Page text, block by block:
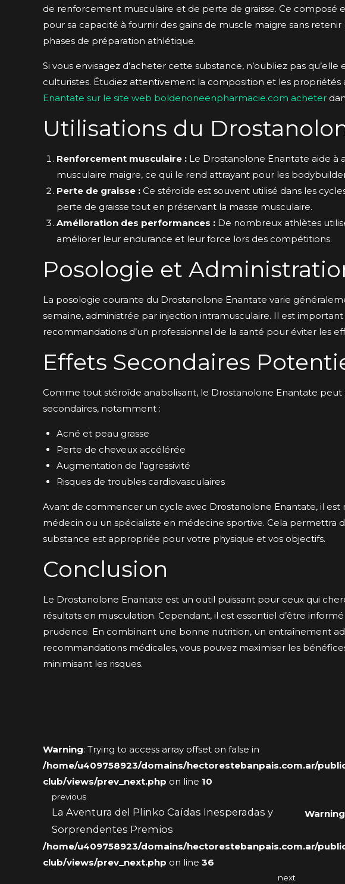
de renforcement musculaire et de perte de graisse. Ce composé
pour sa capacité à fournir des gains de muscle maigre sans retenir
phases de préparation athlétique.
Si vous envisagez d’acheter cette substance, n’oubliez pas
culturistes. Étudiez attentivement la composition et les propriétés
Enantate sur le site web boldenoneenpharmacie.com acheter
Utilisations du
Renforcement musculaire :Le Drostanolone Enantate aide à
musculaire maigre, ce qui le rend attrayant pour les
Perte de graisse :Ce stéroïde est souvent utilisé dans les
perte de graisse tout en préservant la masse musculaire.
Amélioration des performances :De nombreux athlètes
améliorer leur endurance et leur force lors des compétitions.
Posologie et
La posologie courante du Drostanolone Enantate varie
semaine, administrée par injection intramusculaire. Il est important
recommandations d’un professionnel de la santé pour éviter les
Effets Secondaires
Comme tout stéroïde anabolisant, le Drostanolone Enantate peut
secondaires, notamment :
Acné et peau grasse
Perte de cheveux accélérée
Augmentation de l’agressivité
Risques de troubles cardiovasculaires
Avant de commencer un cycle avec Drostanolone Enantate, il
médecin ou un spécialiste en médecine sportive. Cela permettra
substance est appropriée pour votre physique et vos objectifs.
Conclusion
Le Drostanolone Enantate est un outil puissant pour ceux qui
résultats en musculation. Cependant, il est essentiel d’être informé
prudence. En combinant une bonne nutrition, un entraînement
recommandations médicales, vous pouvez maximiser les
minimisant les risques.
Warning: Trying to access array offset on false in
/home/u409758923/domains/hectorestebanpais.com.ar/
club/views/prev_next.php on line 10
previous
La Aventura del Plinko Caídas Inesperadas y
Sorprendentes Premios
Warning
/home/u409758923/domains/hectorestebanpais.com.ar/
club/views/prev_next.php on line 36
next